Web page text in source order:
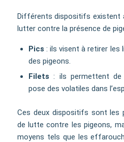
Différents dispositifs existent
lutter contre la présence de
Pics : ils visent à retirer les
des pigeons.
Filets : ils permettent de
pose des volatiles dans
Ces deux dispositifs sont les
de lutte contre les pigeons,
moyens tels que les